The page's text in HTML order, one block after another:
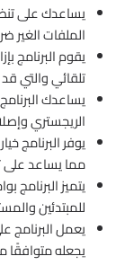
يساعدك على
الملفات الغير
يقوم البرنامج
تلقائي والتي قد
يساعدك
الريجستري
يوفر البرنامج
مما يساعد
يتميز البرنامج
للمبتدئين
يجعله متوافقًا